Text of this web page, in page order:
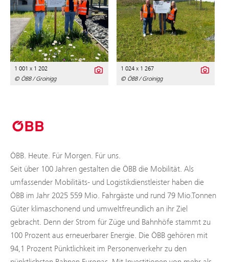
1 001 x 1 202
© ÖBB / Groinigg
1 024 x 1 267
© ÖBB / Groinigg
ÖBB. Heute. Für Morgen. Für uns.
Seit über 100 Jahren gestalten die ÖBB die Mobilität. Als
umfassender Mobilitäts- und Logistikdienstleister haben die
ÖBB im Jahr 2025 559 Mio. Fahrgäste und rund 79 Mio.Tonnen
Güter klimaschonend und umweltfreundlich an ihr Ziel
gebracht. Denn der Strom für Züge und Bahnhöfe stammt zu
100 Prozent aus erneuerbarer Energie. Die ÖBB gehören mit
94,1 Prozent Pünktlichkeit im Personenverkehr zu den